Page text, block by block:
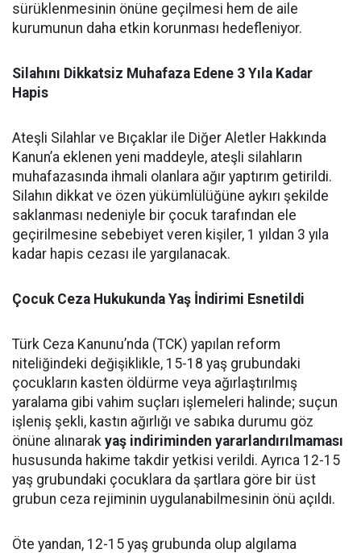
sürüklenmesinin önüne geçilmesi hem de aile
kurumunun daha etkin korunması hedefleniyor.
Silahını Dikkatsiz Muhafaza Edene 3 Yıla Kadar
Hapis
Ateşli Silahlar ve Bıçaklar ile Diğer Aletler Hakkında
Kanun’a eklenen yeni maddeyle, ateşli silahların
muhafazasında ihmali olanlara ağır yaptırım getirildi.
Silahın dikkat ve özen yükümlülüğüne aykırı şekilde
saklanması nedeniyle bir çocuk tarafından ele
geçirilmesine sebebiyet veren kişiler, 1 yıldan 3 yıla
kadar hapis cezası ile yargılanacak.
Çocuk Ceza Hukukunda Yaş İndirimi Esnetildi
Türk Ceza Kanunu’nda (TCK) yapılan reform
niteliğindeki değişiklikle, 15-18 yaş grubundaki
çocukların kasten öldürme veya ağırlaştırılmış
yaralama gibi vahim suçları işlemeleri halinde; suçun
işleniş şekli, kastın ağırlığı ve sabıka durumu göz
önüne alınarak yaş indiriminden yararlandırılmaması
hususunda hakime takdir yetkisi verildi. Ayrıca 12-15
yaş grubundaki çocuklara da şartlara göre bir üst
grubun ceza rejiminin uygulanabilmesinin önü açıldı.
Öte yandan, 12-15 yaş grubunda olup algılama